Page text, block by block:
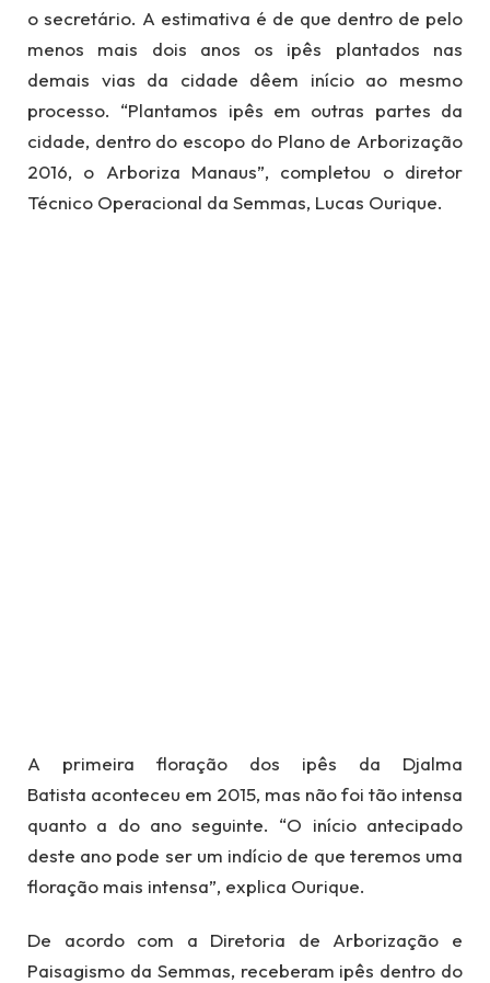
o secretário. A estimativa é de que dentro de pelo
menos mais dois anos os ipês plantados nas
demais vias da cidade dêem início ao mesmo
processo. “Plantamos ipês em outras partes da
cidade, dentro do escopo do Plano de Arborização
2016, o Arboriza Manaus”, completou o diretor
Técnico Operacional da Semmas, Lucas Ourique.
A primeira floração dos ipês da Djalma
Batista aconteceu em 2015, mas não foi tão intensa
quanto a do ano seguinte. “O início antecipado
deste ano pode ser um indício de que teremos uma
floração mais intensa”, explica Ourique.
De acordo com a Diretoria de Arborização e
Paisagismo da Semmas, receberam ipês dentro do